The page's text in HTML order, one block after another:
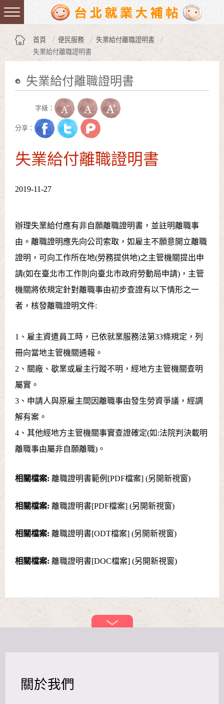
跳到主要內容區塊
:::
首頁 便民服務
失業給付離職證明書
失業給付離職證明書
失業給付離職證明書
字級：
分享：
失業給付離職證明書
2019-11-27
辦理失業給付應有非自願離職證明書，並註明離職事
由。離職證明應先向公司索取，如雇主不願意開立離職
證明，可向工作所在地(勞務提供地)之主管機關提出申
請(如在臺北市工作則向臺北市政府勞動局申請)，主管
機關將依規定針對離職事由初步查證有以下情形之一
者，核發離職證明文件:
1、雇主資遣員工時，已依就業服務法第33條規定，列
冊向當地主管機關通報。
2、關廠、歇業或雇主行蹤不明，經地方主管機關查明
屬實。
3、申請人與原雇主間因離職事由發生勞資爭議，經調
解有案。
4、其他經地方主管機關事實查證確定(如:法院判決載明
離職事由屬非自願離職)。
相關檔案: 離職證明書範例[PDF檔案] (另開新視窗)
相關檔案: 離職證明書[PDF檔案] (另開新視窗)
相關檔案: 離職證明書[ODT檔案] (另開新視窗)
相關檔案: 離職證明書[DOC檔案] (另開新視窗)
關於我們